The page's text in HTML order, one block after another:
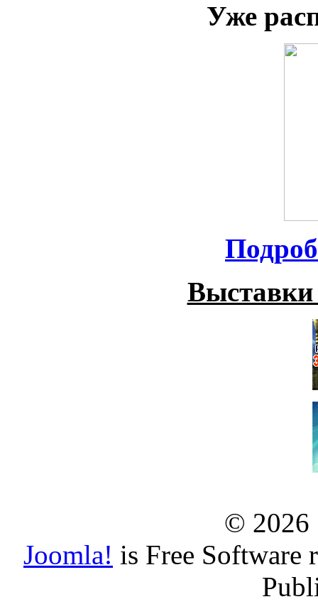
Уже
© 2026
Joomla! is Free Software